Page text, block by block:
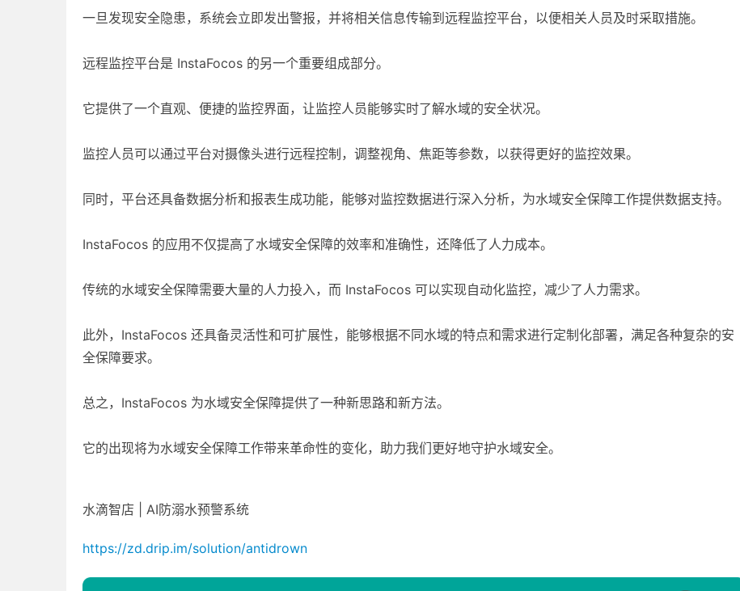
一旦发现安全隐患，系统会立即发出警报，并将相关信息传输到远程监控平台，以便相关人员及时采取措施。
远程监控平台是 InstaFocos 的另一个重要组成部分。
它提供了一个直观、便捷的监控界面，让监控人员能够实时了解水域的安全状况。
监控人员可以通过平台对摄像头进行远程控制，调整视角、焦距等参数，以获得更好的监控效果。
同时，平台还具备数据分析和报表生成功能，能够对监控数据进行深入分析，为水域安全保障工作提供数据支持。
InstaFocos 的应用不仅提高了水域安全保障的效率和准确性，还降低了人力成本。
传统的水域安全保障需要大量的人力投入，而 InstaFocos 可以实现自动化监控，减少了人力需求。
此外，InstaFocos 还具备灵活性和可扩展性，能够根据不同水域的特点和需求进行定制化部署，满足各种复杂的安
全保障要求。
总之，InstaFocos 为水域安全保障提供了一种新思路和新方法。
它的出现将为水域安全保障工作带来革命性的变化，助力我们更好地守护水域安全。
水滴智店 | AI防溺水预警系统
https://zd.drip.im/solution/antidrown